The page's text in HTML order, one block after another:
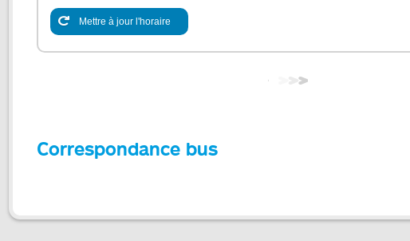
Mettre à jour l'horaire
Correspondance bus